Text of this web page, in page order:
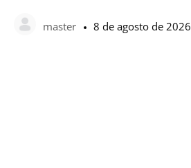
master 8 de agosto de 2026